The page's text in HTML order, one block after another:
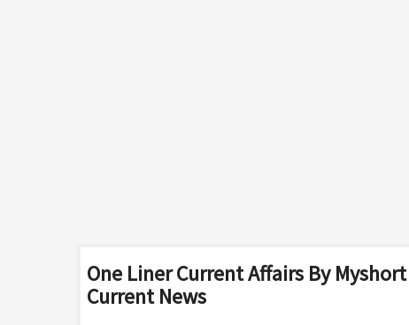
One Liner Current Affairs By
Current News